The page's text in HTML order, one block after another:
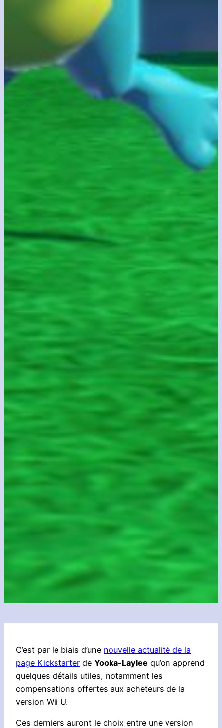
C’est par le biais d’une nouvelle actualité de la
page Kickstarter de Yooka-Laylee qu’on apprend
quelques détails utiles, notamment les
compensations offertes aux acheteurs de la
version Wii U.
Ces derniers auront le choix entre une version